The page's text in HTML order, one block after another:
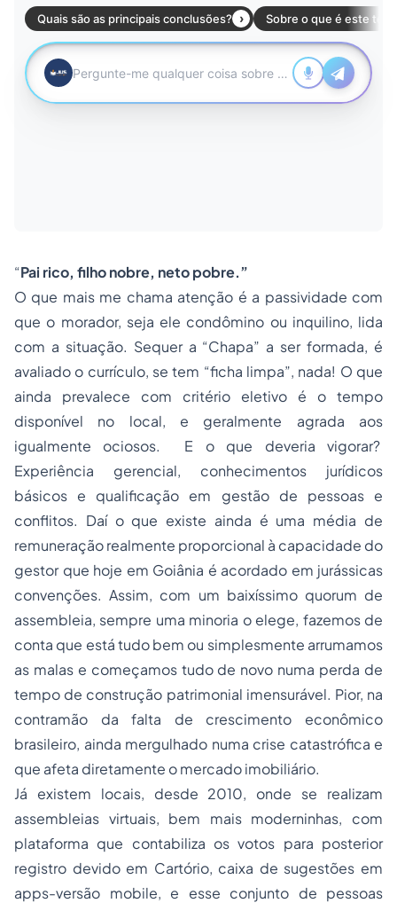
“Pai rico, filho nobre, neto pobre.”
O que mais me chama atenção é a passividade com
que o morador, seja ele condômino ou inquilino, lida
com a situação. Sequer a “Chapa” a ser formada, é
avaliado o currículo, se tem “ficha limpa”, nada! O que
ainda prevalece com critério eletivo é o tempo
disponível no local, e geralmente agrada aos
igualmente ociosos. E o que deveria vigorar?
Experiência gerencial, conhecimentos jurídicos
básicos e qualificação em gestão de pessoas e
conflitos. Daí o que existe ainda é uma média de
remuneração realmente proporcional à capacidade do
gestor que hoje em Goiânia é acordado em jurássicas
convenções. Assim, com um baixíssimo quorum de
assembleia, sempre uma minoria o elege, fazemos de
conta que está tudo bem ou simplesmente arrumamos
as malas e começamos tudo de novo numa perda de
tempo de construção patrimonial imensurável. Pior, na
contramão da falta de crescimento econômico
brasileiro, ainda mergulhado numa crise catastrófica e
que afeta diretamente o mercado imobiliário.
Já existem locais, desde 2010, onde se realizam
assembleias virtuais, bem mais moderninhas, com
plataforma que contabiliza os votos para posterior
registro devido em Cartório, caixa de sugestões em
apps-versão mobile, e esse conjunto de pessoas